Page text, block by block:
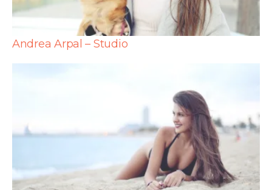
Andrea Arpal – Studio